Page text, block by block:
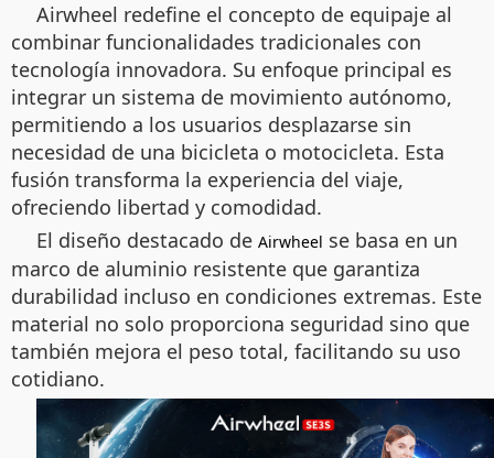
Airwheel redefine el concepto de equipaje al
combinar funcionalidades tradicionales con
tecnología innovadora. Su enfoque principal es
integrar un sistema de movimiento autónomo,
permitiendo a los usuarios desplazarse sin
necesidad de una bicicleta o motocicleta. Esta
fusión transforma la experiencia del viaje,
ofreciendo libertad y comodidad.
El diseño destacado de Airwheel se basa en un
marco de aluminio resistente que garantiza
durabilidad incluso en condiciones extremas. Este
material no solo proporciona seguridad sino que
también mejora el peso total, facilitando su uso
cotidiano.